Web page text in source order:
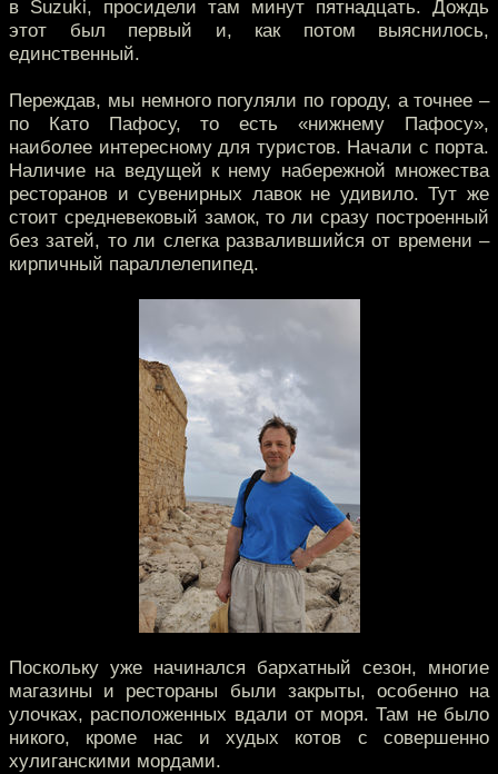
в Suzuki, просидели там минут пятнадцать. Дождь
этот был первый и, как потом выяснилось,
единственный.
Переждав, мы немного погуляли по городу, а точнее –
по Като Пафосу, то есть «нижнему Пафосу»,
наиболее интересному для туристов. Начали с порта.
Наличие на ведущей к нему набережной множества
ресторанов и сувенирных лавок не удивило. Тут же
стоит средневековый замок, то ли сразу построенный
без затей, то ли слегка развалившийся от времени –
кирпичный параллелепипед.
Поскольку уже начинался бархатный сезон, многие
магазины и рестораны были закрыты, особенно на
улочках, расположенных вдали от моря. Там не было
никого, кроме нас и худых котов с совершенно
хулиганскими мордами.